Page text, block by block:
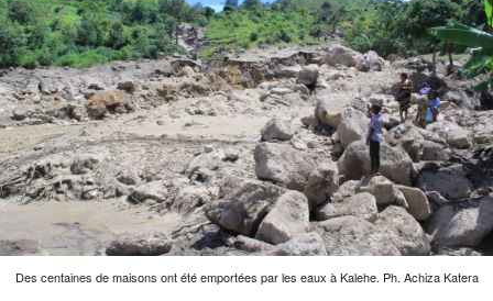
Des centaines de maisons ont été emportées par les eaux à Kalehe. Ph. Achiza Katera